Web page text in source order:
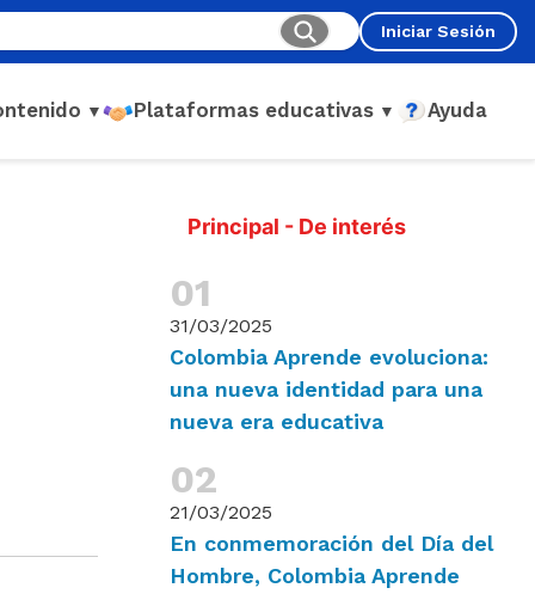
Iniciar Sesión
▼ Plataformas educativas ▼ Ayuda
Principal - De interés
31/03/2025
Colombia Aprende evoluciona:
una nueva identidad para una
nueva era educativa
21/03/2025
En conmemoración del Día del
Hombre, Colombia Aprende